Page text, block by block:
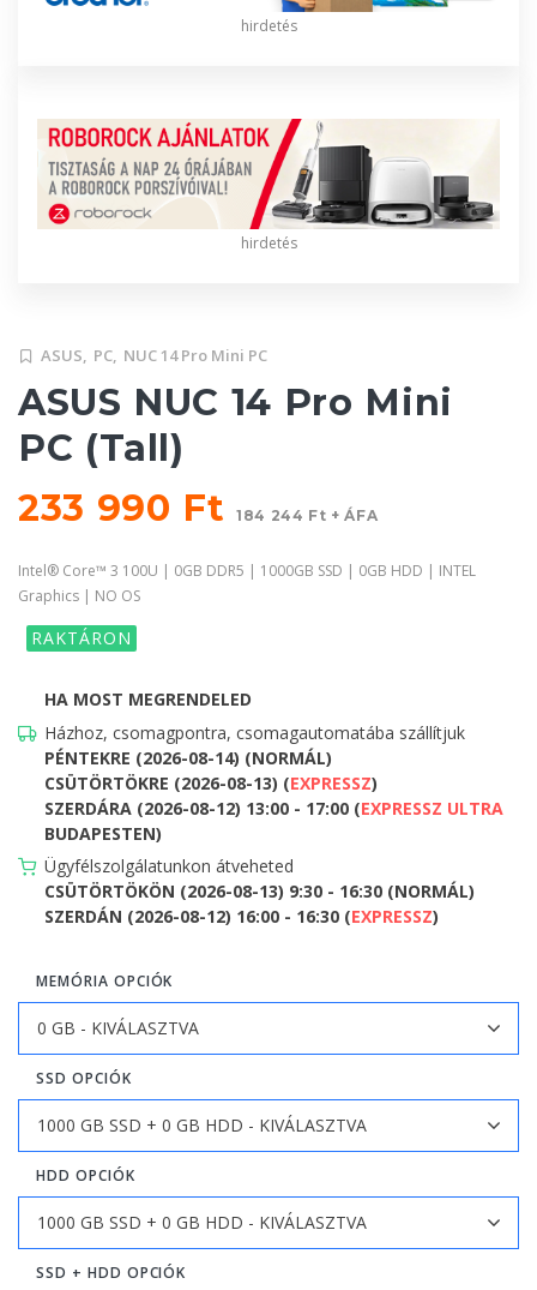
hirdetés
hirdetés
ASUS, PC, NUC 14 Pro Mini PC
ASUS NUC 14 Pro Mini
PC (Tall)
233 990 Ft184 244 Ft + ÁFA
Intel® Core™ 3 100U | 0GB DDR5 | 1000GB SSD | 0GB HDD | INTEL
Graphics | NO OS
RAKTÁRON
HA MOST MEGRENDELED
Házhoz, csomagpontra, csomagautomatába szállítjuk
PÉNTEKRE (2026-08-14) (NORMÁL)
CSÜTÖRTÖKRE (2026-08-13) (EXPRESSZ)
SZERDÁRA (2026-08-12) 13:00 - 17:00 (EXPRESSZ ULTRA
BUDAPESTEN)
Ügyfélszolgálatunkon átveheted
CSÜTÖRTÖKÖN (2026-08-13) 9:30 - 16:30 (NORMÁL)
SZERDÁN (2026-08-12) 16:00 - 16:30 (EXPRESSZ)
MEMÓRIA OPCIÓK
SSD OPCIÓK
HDD OPCIÓK
SSD + HDD OPCIÓK